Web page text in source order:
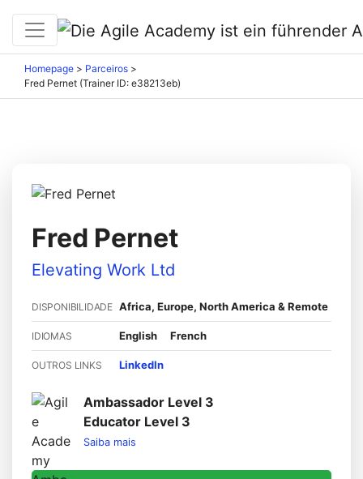
Homepage > Parceiros >
Fred Pernet (Trainer ID: e38213eb)
Fred Pernet
Elevating Work Ltd
DISPONIBILIDADE Africa, Europe, North America & Remote
IDIOMAS English French
OUTROS LINKS LinkedIn
Ambassador Level 3
Educator Level 3
Saiba mais